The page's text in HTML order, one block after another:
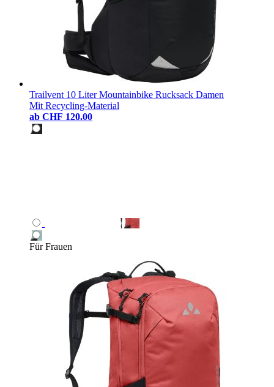
Trailvent 10 Liter Mountainbike Rucksack Damen
Mit Recycling-Material
ab CHF 120.00
Für Frauen